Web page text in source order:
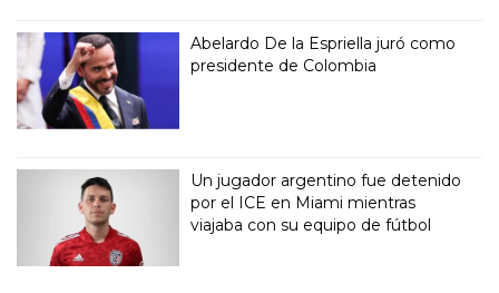
Abelardo De la Espriella juró como
presidente de Colombia
Un jugador argentino fue detenido
por el ICE en Miami mientras
viajaba con su equipo de fútbol